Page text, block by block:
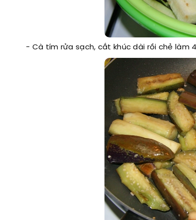
- Cà tím rửa sạch, cắt khúc dài rồi chẻ làm